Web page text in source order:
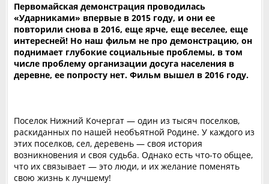
Первомайская демонстрация проводилась
«Ударниками» впервые в 2015 году, и они ее
повторили снова в 2016, еще ярче, еще веселее, еще
интересней! Но наш фильм не про демонстрацию, он
поднимает глубокие социальные проблемы, в том
числе проблему организации досуга населения в
деревне, ее попросту нет. Фильм вышел в 2016 году.
Поселок Нижний Кочергат — один из тысяч поселков,
раскиданных по нашей необъятной Родине. У каждого из
этих поселков, сел, деревень — своя история
возникновения и своя судьба. Однако есть что-то общее,
что их связывает — это люди, и их желание поменять
свою жизнь к лучшему!